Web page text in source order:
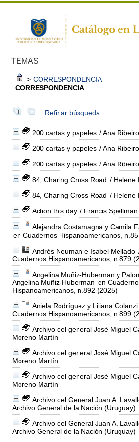
TEMAS
> CORRESPONDENCIA
CORRESPONDENCIA
Refinar búsqueda
200 cartas y papeles / Ana Ribeiro
200 cartas y papeles / Ana Ribeiro
200 cartas y papeles / Ana Ribeiro
84, Charing Cross Road / Helene
84, Charing Cross Road / Helene
Action this day / Francis Spellman
Alejandra Costamagna y Camila
en Cuadernos Hispanoamericanos,
Andrés Neuman e Isabel Mellado
Cuadernos Hispanoamericanos, n.879
Angelina Muñiz-Huberman y
Angelina Muñiz-Huberman en
Hispanoamericanos, n.892 (2025)
Aniela Rodríguez y Liliana Colanzi
Cuadernos Hispanoamericanos, n.899
Archivo del general José Miguel
Moreno Martín
Archivo del general José Miguel
Moreno Martín
Archivo del general José Miguel
Moreno Martín
Archivo del General Juan A.
Archivo General de la Nación (Uruguay)
Archivo del General Juan A.
Archivo General de la Nación (Uruguay)